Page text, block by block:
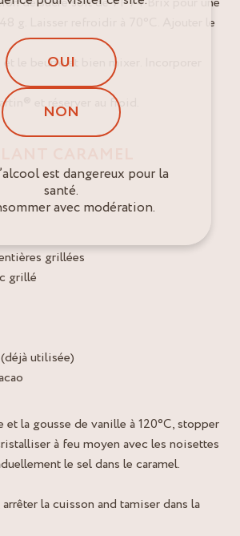
g. Laisser refroidir à 70°C. Ajouter le
le beurre et bien mixer. Incorporer
et réserver au froid.
CARAMEL
grillées
grillé
utilisée)
et la gousse de vanille à 120°C, stopper
à feu moyen avec les noisettes
le sel dans le caramel.
la cuisson and tamiser dans la
OUI
NON
est dangereux pour la
santé.
avec modération.